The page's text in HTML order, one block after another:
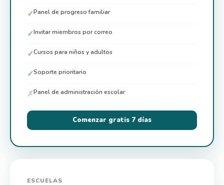
✓Panel de progreso familiar
✓Invitar miembros por correo
✓Cursos para niños y adultos
✓Soporte prioritario
✗Panel de administración escolar
Comenzar gratis 7 días
ESCUELAS